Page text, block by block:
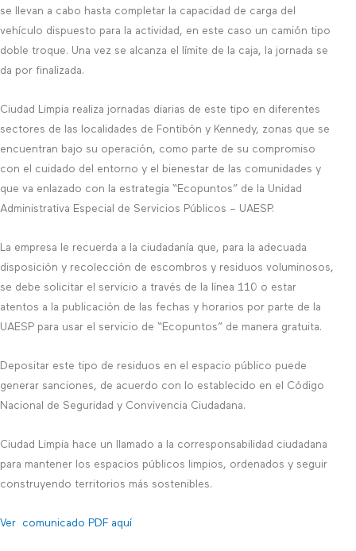
se llevan a cabo hasta completar la capacidad de carga del
vehículo dispuesto para la actividad, en este caso un camión tipo
doble troque. Una vez se alcanza el límite de la caja, la jornada se
da por finalizada.
Ciudad Limpia realiza jornadas diarias de este tipo en diferentes
sectores de las localidades de Fontibón y Kennedy, zonas que se
encuentran bajo su operación, como parte de su compromiso
con el cuidado del entorno y el bienestar de las comunidades y
que va enlazado con la estrategia “Ecopuntos” de la Unidad
Administrativa Especial de Servicios Públicos – UAESP.
La empresa le recuerda a la ciudadanía que, para la adecuada
disposición y recolección de escombros y residuos voluminosos,
se debe solicitar el servicio a través de la línea 110 o estar
atentos a la publicación de las fechas y horarios por parte de la
UAESP para usar el servicio de “Ecopuntos” de manera gratuita.
Depositar este tipo de residuos en el espacio público puede
generar sanciones, de acuerdo con lo establecido en el Código
Nacional de Seguridad y Convivencia Ciudadana.
Ciudad Limpia hace un llamado a la corresponsabilidad ciudadana
para mantener los espacios públicos limpios, ordenados y seguir
construyendo territorios más sostenibles.
Ver comunicado PDF aquí